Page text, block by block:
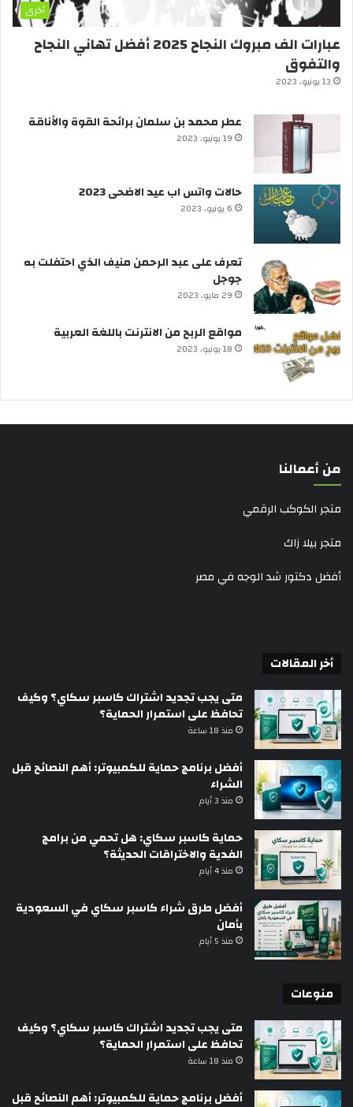
أخرى
عبارات الف مبروك النجاح 2025 أفضل تهاني النجاح
والتفوق
13 يونيو، 2023
عطر محمد بن سلمان برائحة القوة والأناقة
19 يونيو، 2023
حالات واتس اب عيد الاضحى 2023
6 يونيو، 2023
تعرف على عبد الرحمن منيف الذي احتفلت به
جوجل
29 مايو، 2023
مواقع الربح من الانترنت باللغة العربية
18 يونيو، 2023
من أعمالنا
متجر الكوكب الرقمي
متجر بيلا زاك
أفضل دكتور شد الوجه في مصر
أخر المقالات
متى يجب تجديد اشتراك كاسبر سكاي؟ وكيف
تحافظ على استمرار الحماية؟
منذ 18 ساعة
أفضل برنامج حماية للكمبيوتر: أهم النصائح قبل
الشراء
منذ 3 أيام
حماية كاسبر سكاي: هل تحمي من برامج
الفدية والاختراقات الحديثة؟
منذ 4 أيام
أفضل طرق شراء كاسبر سكاي في السعودية
بأمان
منذ 5 أيام
منوعات
متى يجب تجديد اشتراك كاسبر سكاي؟ وكيف
تحافظ على استمرار الحماية؟
منذ 18 ساعة
أفضل برنامج حماية للكمبيوتر: أهم النصائح قبل